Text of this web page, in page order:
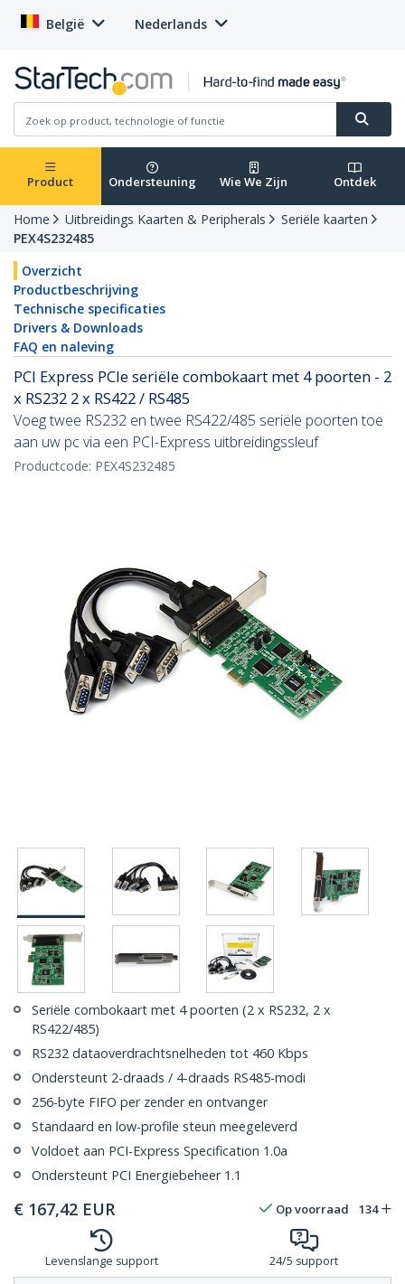
België Nederlands
Product Ondersteuning Wie We Zijn Ontdek
Home Uitbreidings Kaarten & Peripherals
Seriële kaarten
PEX4S232485
Overzicht
Productbeschrijving
Technische specificaties
Drivers & Downloads
FAQ en naleving
PCI Express PCIe seriële combokaart met 4 poorten - 2
x RS232 2 x RS422 / RS485
Voeg twee RS232 en twee RS422/485 seriële poorten toe
aan uw pc via een PCI-Express uitbreidingssleuf
Productcode: PEX4S232485
Seriële combokaart met 4 poorten (2 x RS232, 2 x
RS422/485)
RS232 dataoverdrachtsnelheden tot 460 Kbps
Ondersteunt 2-draads / 4-draads RS485-modi
256-byte FIFO per zender en ontvanger
Standaard en low-profile steun meegeleverd
Voldoet aan PCI-Express Specification 1.0a
Ondersteunt PCI Energiebeheer 1.1
€ 167,42 EUR Op voorraad 134
Levenslange support 24/5 support